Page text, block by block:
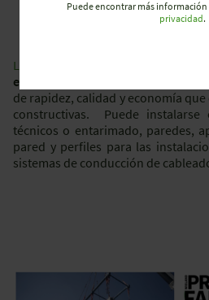
La construcción prefabricada
enchufable Wieland
el sistema
de rapidez, calidad y economía
constructivas. Puede instalarse
técnicos o entarimado, paredes,
pared y perfiles para las
sistemas de conducción de
Puede encontrar más
privacidad.